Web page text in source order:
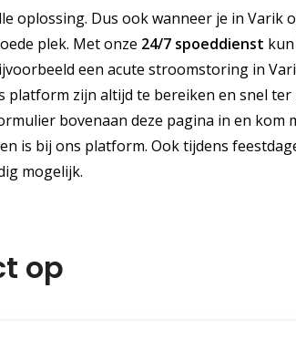
oplossing. Dus ook wanneer je in Varik
plek. Met onze 24/7 spoeddienst
een acute stroomstoring in
zijn altijd te bereiken en snel ter
bovenaan deze pagina in en kom
is bij ons platform. Ook tijdens
mogelijk.
op